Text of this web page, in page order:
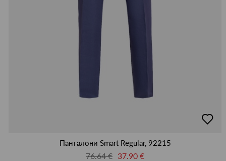
в
Панталони Smart Regular, 92215
76.64 € 37.90 €